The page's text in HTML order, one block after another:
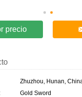
precio
Zhuzhou, Hunan,
Gold Sword